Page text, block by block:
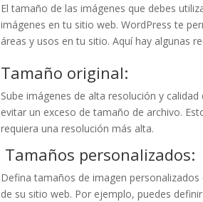
El tamaño de las imágenes que debes
imágenes en tu sitio web. WordPress te
áreas y usos en tu sitio. Aquí hay algunas
Tamaño original:
Sube imágenes de alta resolución y
evitar un exceso de tamaño de archivo.
requiera una resolución más alta.
Tamaños personalizados:
Defina tamaños de imagen
de su sitio web. Por ejemplo, puedes